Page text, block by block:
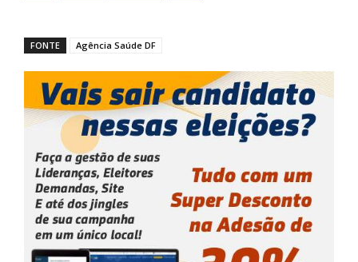
FONTE Agência Saúde DF